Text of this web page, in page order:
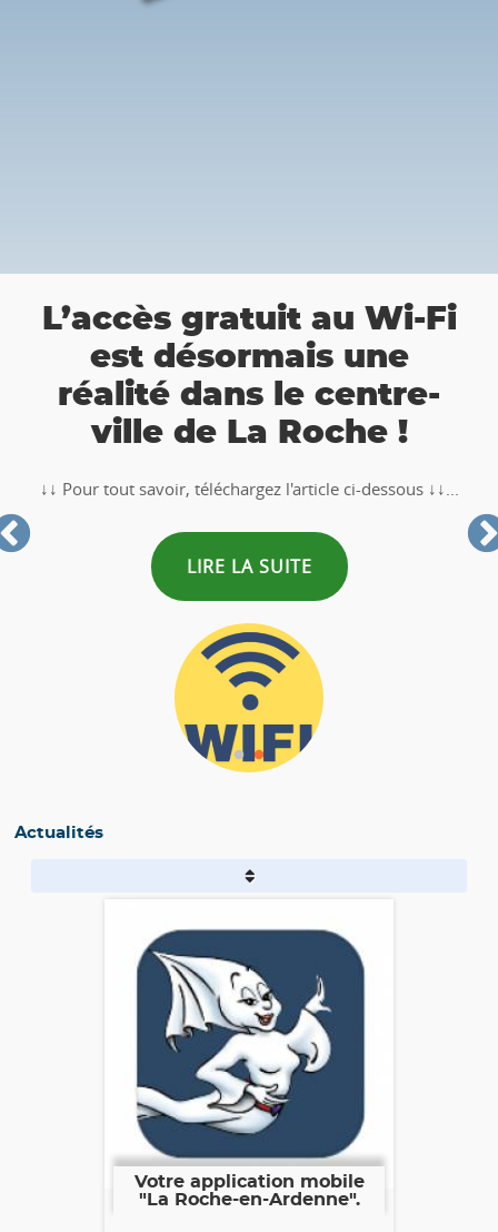
L’accès gratuit au Wi-Fi
est désormais une
réalité dans le centre-
ville de La Roche !
↓↓ Pour tout savoir, téléchargez l'article ci-dessous ↓↓...
LIRE LA SUITE
Actualités
Votre application mobile
"La Roche-en-Ardenne".